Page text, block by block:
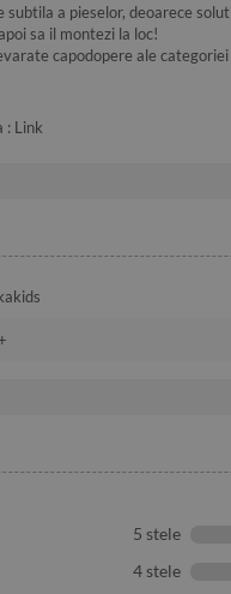
a pieselor, deoarece
sa il montezi la loc!
capodopere ale
: Link
5 stele
4 stele